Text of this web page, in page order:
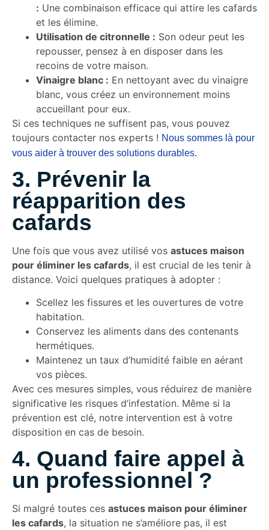
: Une combinaison efficace qui attire les cafards
et les élimine.
Utilisation de citronnelle : Son odeur peut les
repousser, pensez à en disposer dans les
recoins de votre maison.
Vinaigre blanc : En nettoyant avec du vinaigre
blanc, vous créez un environnement moins
accueillant pour eux.
Si ces techniques ne suffisent pas, vous pouvez
toujours contacter nos experts ! Nous sommes là pour
vous aider à trouver des solutions durables.
3. Prévenir la
réapparition des
cafards
Une fois que vous avez utilisé vos astuces maison
pour éliminer les cafards, il est crucial de les tenir à
distance. Voici quelques pratiques à adopter :
Scellez les fissures et les ouvertures de votre
habitation.
Conservez les aliments dans des contenants
hermétiques.
Maintenez un taux d’humidité faible en aérant
vos pièces.
Avec ces mesures simples, vous réduirez de manière
significative les risques d’infestation. Même si la
prévention est clé, notre intervention est à votre
disposition en cas de besoin.
4. Quand faire appel à
un professionnel ?
Si malgré toutes ces astuces maison pour éliminer
les cafards, la situation ne s’améliore pas, il est